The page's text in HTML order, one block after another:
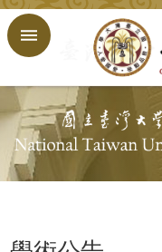
跳到主要內容區塊
搜
尋
回
首
頁